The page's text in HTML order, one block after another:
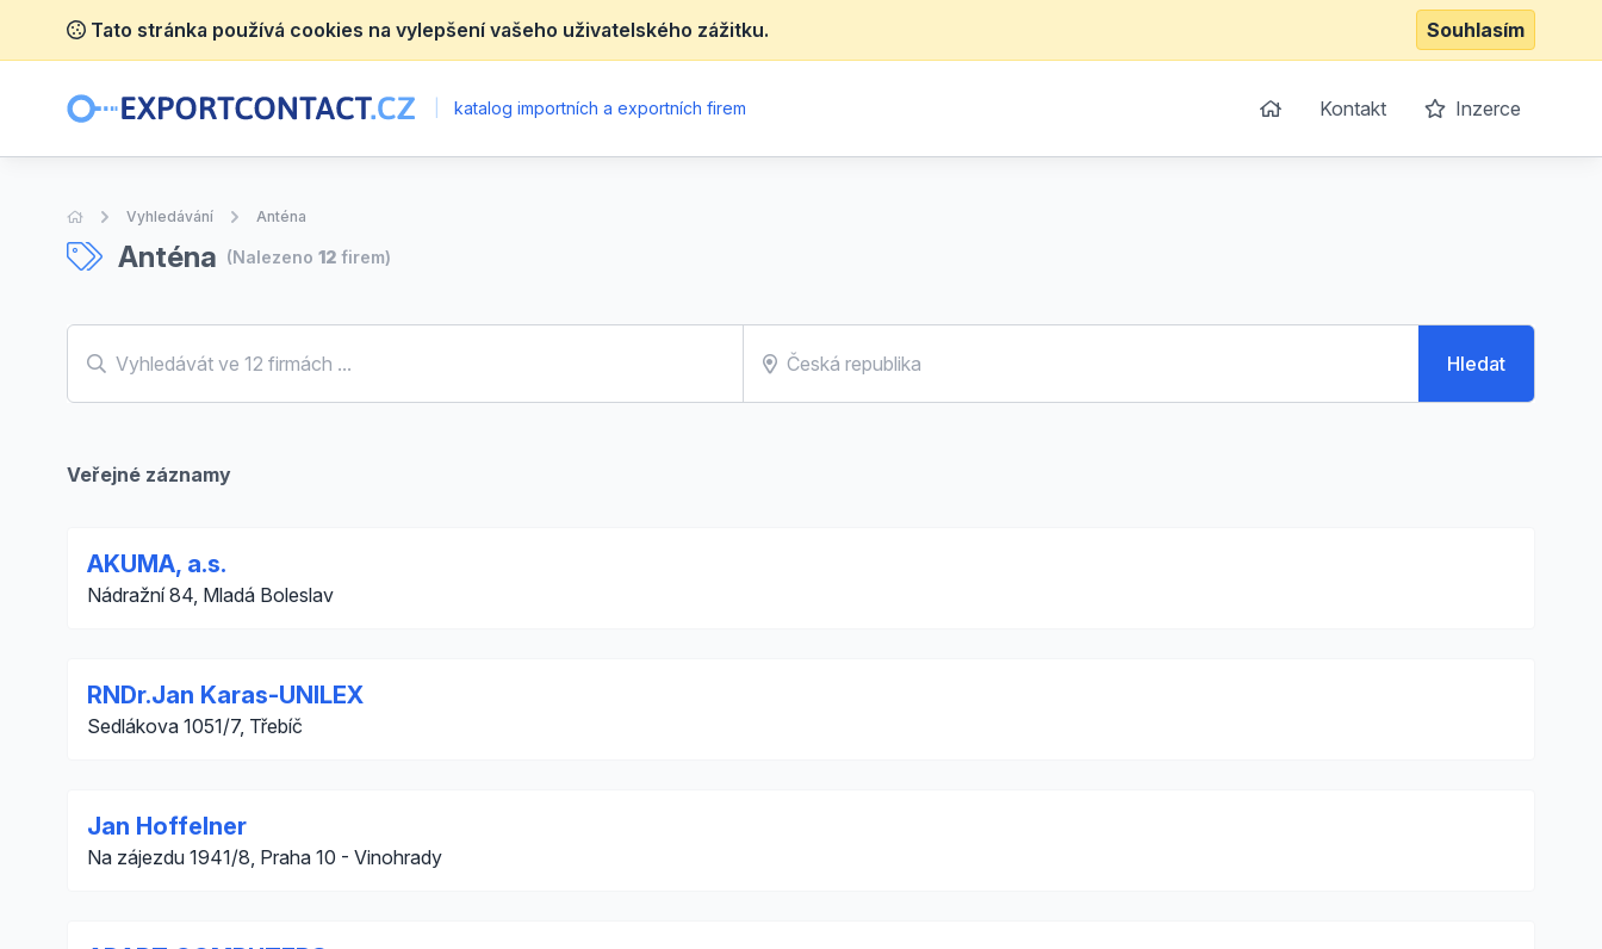
Tato stránka používá cookies na vylepšení vašeho uživatelského zážitku. Souhlasím
katalog importních a exportních firem Kontakt Inzerce
Úvodní stránka
Vyhledávání Anténa
Anténa (Nalezeno 12 firem)
Hledat
Veřejné záznamy
AKUMA, a.s.
Nádražní 84, Mladá Boleslav
RNDr.Jan Karas-UNILEX
Sedlákova 1051/7, Třebíč
Jan Hoffelner
Na zájezdu 1941/8, Praha 10 - Vinohrady